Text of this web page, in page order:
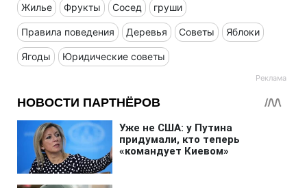
Жилье Фрукты Сосед груши
Правила поведения Деревья Советы Яблоки
Ягоды Юридические советы